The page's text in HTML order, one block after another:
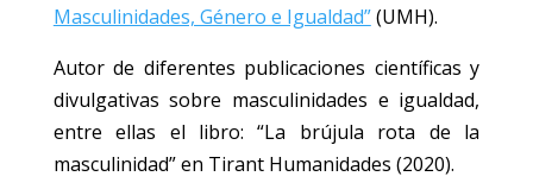
Masculinidades, Género e Igualdad”(UMH).
Autor de diferentes publicaciones científicas y
divulgativas sobre masculinidades e igualdad,
entre ellas el libro: “La brújula rota de la
masculinidad” en Tirant Humanidades (2020).